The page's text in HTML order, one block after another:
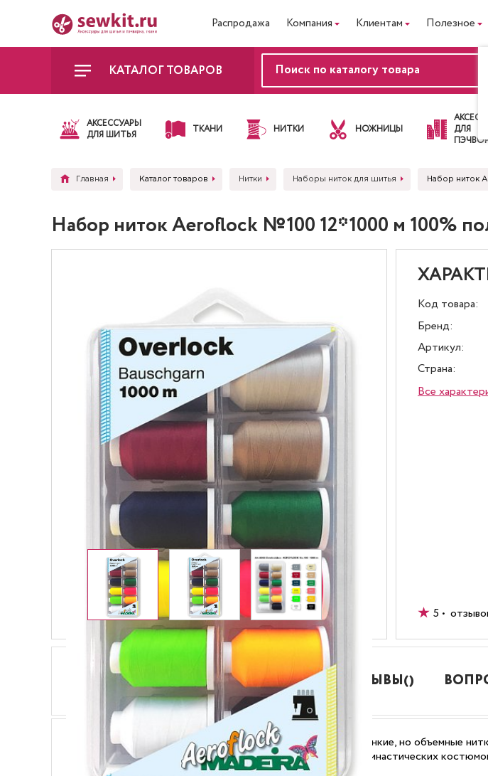
Распродажа Компания Клиентам Полезное
КАТАЛОГ ТОВАРОВ
АКСЕССУАРЫ
ДЛЯ ШИТЬЯ
ТКАНИ НИТКИ НОЖНИЦЫ
ДЛЯ
Главная Каталог товаров Нитки Наборы ниток для шитья Набор ниток
Набор ниток Aeroflock №100 12*1000 м 100%
Код товара:
Бренд:
Артикул:
Страна:
Все
5 •
ОПИСАНИЕ ХАРАКТЕРИСТИКИ ОТЗЫВЫ()
Набор Aeroflock с 12 самыми популярными цветами. Это тонкие, но объемные
купальниках и нижней одежде, для спортивной одежды, гимнастических